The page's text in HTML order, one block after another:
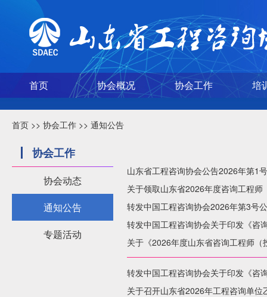
首页 协会概况 协会工作 培
首页 >> 协会工作 >> 通知公告
协会工作
协会动态
通知公告
专题活动
山东省工程咨询协会公告2026年第1号
关于领取山东省2026年度咨询工程
转发中国工程咨询协会2026年第3号
转发中国工程咨询协会关于印发《咨
关于《2026年度山东省咨询工程师
转发中国工程咨询协会关于印发《咨
关于召开山东省2026年工程咨询单